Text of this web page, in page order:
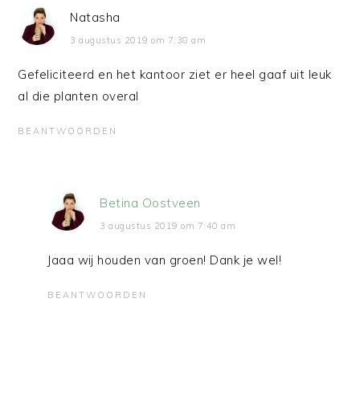
Natasha
3 augustus 2019 om 7:38 am
Gefeliciteerd en het kantoor ziet er heel gaaf uit leuk
al die planten overal
BEANTWOORDEN
Betina Oostveen
3 augustus 2019 om 7:40 am
Jaaa wij houden van groen! Dank je wel!
BEANTWOORDEN